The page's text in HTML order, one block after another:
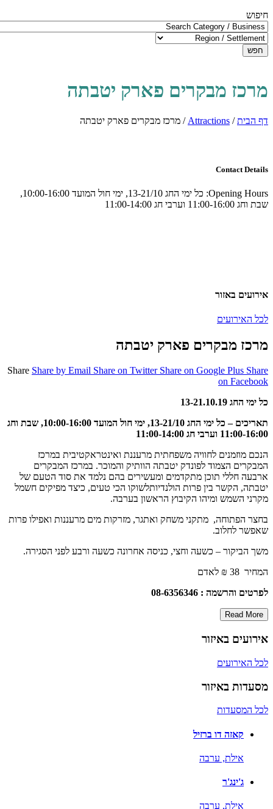
חיפוש
חפש
מרכז מבקרים פארק יטבתה
דף הבית/
Attractions
/ מרכז מבקרים פארק יטבתה
Contact Details
Opening Hours:
כל ימי החג 13-21/10, ימי חול המועד 10:00-16:00,
שבת וחג 11:00-16:00 וערבי חג 11:00-14:00
אירועים באזור
לכל האירועים
מרכז מבקרים פארק יטבתה
Share Share by Email Share on Twitter Share on Google Plus Share
on Facebook
כל ימי החג 13-21.10.19
תאריכים – כל ימי החג 13-21/10, ימי חול המועד 10:00-16:00, שבת וחג
11:00-16:00 וערבי חג 11:00-14:00
הנכם מוזמנים לחוויה משפחתית מרעננת ואינטראקטיבית במרכז
המבקרים הצמוד לפונדק יטבתה הוותיק והמוכר. במרכז המבקרים
ארבעה חללי תוכן מתקדמים ומעשירים בהם נלמד את סוד הטעם של
יטבתה, הקשר בין פרות הולנדיותלשוקו הכי טעים, כיצד מפיקים חשמל
מקרני השמש ומיהו הקיבוץ הראשון בערבה.
בחצר הפתוחה, מתקני משחק ואתגר, מזרקות מים מרעננות ואפילו פרות
שאפשר לחלוב.
משך הביקור – כשעה וחצי, כניסה אחרונה כשעה ורבע לפני הסגירה.
המחיר 38 ₪ לאדם
לפרטים והרשמה : 08-6356346
Read More
אירועים באיזור
לכל האירועים
מסעדות באיזור
לכל המסעדות
קאזה דו ברזיל
אילת, ערבה
ג'ינג'ר
אילת, ערבה